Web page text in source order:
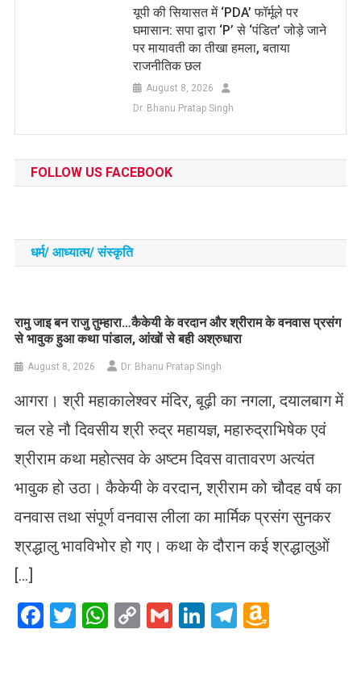
यूपी की सियासत में ‘PDA’ फॉर्मूले पर
घमासान: सपा द्वारा ‘P’ से ‘पंडित’ जोड़े जाने
पर मायावती का तीखा हमला, बताया
राजनीतिक छल
August 8, 2026
Dr. Bhanu Pratap Singh
FOLLOW US FACEBOOK
धर्म/ आध्‍यात्‍म/ संस्‍कृति
रामु जाइ बन राजु तुम्हारा…कैकेयी के वरदान और श्रीराम के वनवास प्रसंग
से भावुक हुआ कथा पांडाल, आंखों से बही अश्रुधारा
August 8, 2026 Dr. Bhanu Pratap Singh
आगरा। श्री महाकालेश्वर मंदिर, बूढ़ी का नगला, दयालबाग में
चल रहे नौ दिवसीय श्री रुद्र महायज्ञ, महारुद्राभिषेक एवं
श्रीराम कथा महोत्सव के अष्टम दिवस वातावरण अत्यंत
भावुक हो उठा। कैकेयी के वरदान, श्रीराम को चौदह वर्ष का
वनवास तथा संपूर्ण वनवास लीला का मार्मिक प्रसंग सुनकर
श्रद्धालु भावविभोर हो गए। कथा के दौरान कई श्रद्धालुओं
[…]
Facebook
Twitter
WhatsApp
CopyGmailLinkedIn
Telegram